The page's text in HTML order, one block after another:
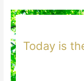
Today is